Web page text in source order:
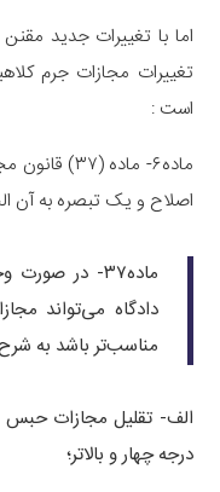
اما با تغییرات جدید
تغییرات مجازات جرم
است :
اصلاح و یک تبصره به آن
ماده۳۷‌- در
دادگاه می‌تواند
مناسب‌تر باشد به‌
الف‌- تقلیل مجازات حبس
درجه چهار و بالاتر؛